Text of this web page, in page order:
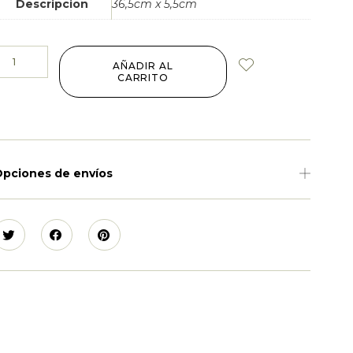
Descripcion 36,5cm x 5,5cm
AÑADIR AL
CARRITO
de envíos